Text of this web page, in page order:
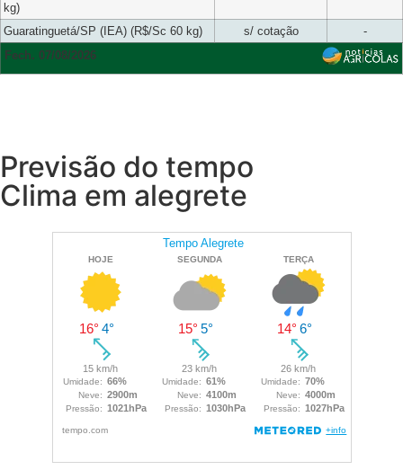
kg)
Guaratinguetá/SP (IEA) (R$/Sc 60 kg) s/ cotação
-
Fech. 07/08/2026
Previsão do tempo
Clima em alegrete